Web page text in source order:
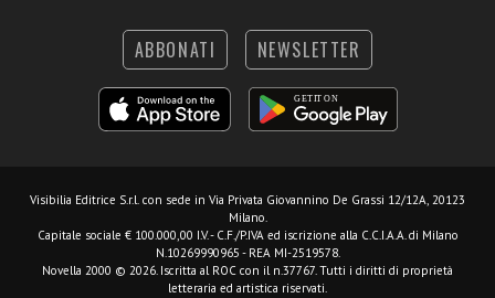
ABBONATI NEWSLETTER
Visibilia Editrice S.r.l. con sede in Via Privata Giovannino De Grassi 12/12A, 20123
Milano.
Capitale sociale € 100.000,00 I.V. - C.F./P.IVA ed iscrizione alla C.C.I.A.A. di Milano
N.10269990965 - REA MI-2519578.
Novella 2000 © 2026. Iscritta al ROC con il n.37767. Tutti i diritti di proprietà
letteraria ed artistica riservati.